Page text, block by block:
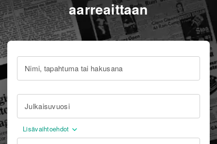
aarreaittaan
Nimi, tapahtuma tai hakusana
Julkaisuvuosi
Lisävaihtoehdot